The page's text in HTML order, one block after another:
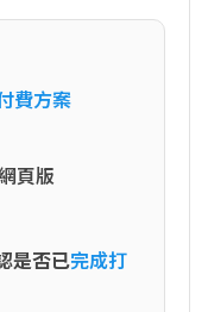
費方案
頁版
是否已完成打